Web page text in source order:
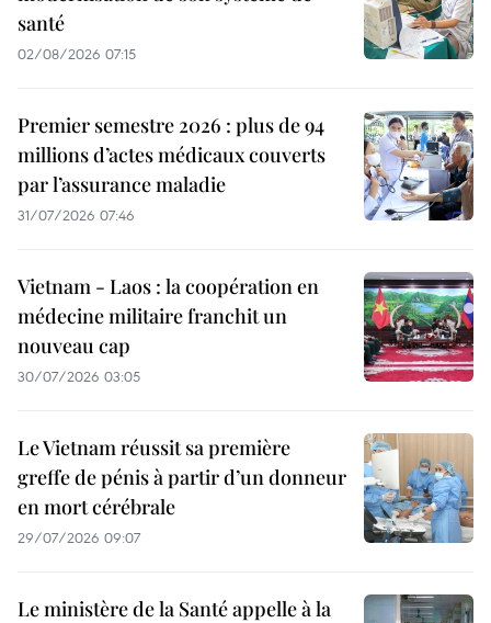
santé
02/08/2026 07:15
Premier semestre 2026 : plus de 94
millions d’actes médicaux couverts
par l’assurance maladie
31/07/2026 07:46
Vietnam - Laos : la coopération en
médecine militaire franchit un
nouveau cap
30/07/2026 03:05
Le Vietnam réussit sa première
greffe de pénis à partir d’un donneur
en mort cérébrale
29/07/2026 09:07
Le ministère de la Santé appelle à la